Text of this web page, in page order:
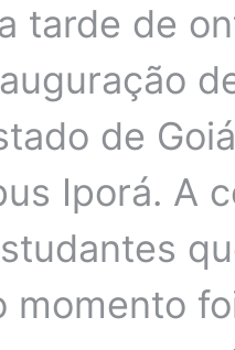
tarde de
de
Iporá. A
momento